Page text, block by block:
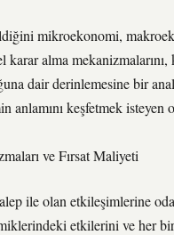
mikroekonomi,
alma
dair derinlemesine bir
anlamını keşfetmek
ve Fırsat Maliyeti
ile olan etkileşimlerine
etkilerini ve her